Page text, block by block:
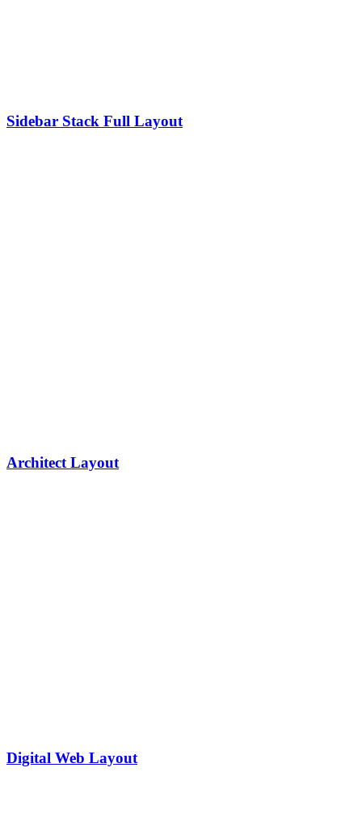
Sidebar Stack Full Layout
Architect Layout
Digital Web Layout